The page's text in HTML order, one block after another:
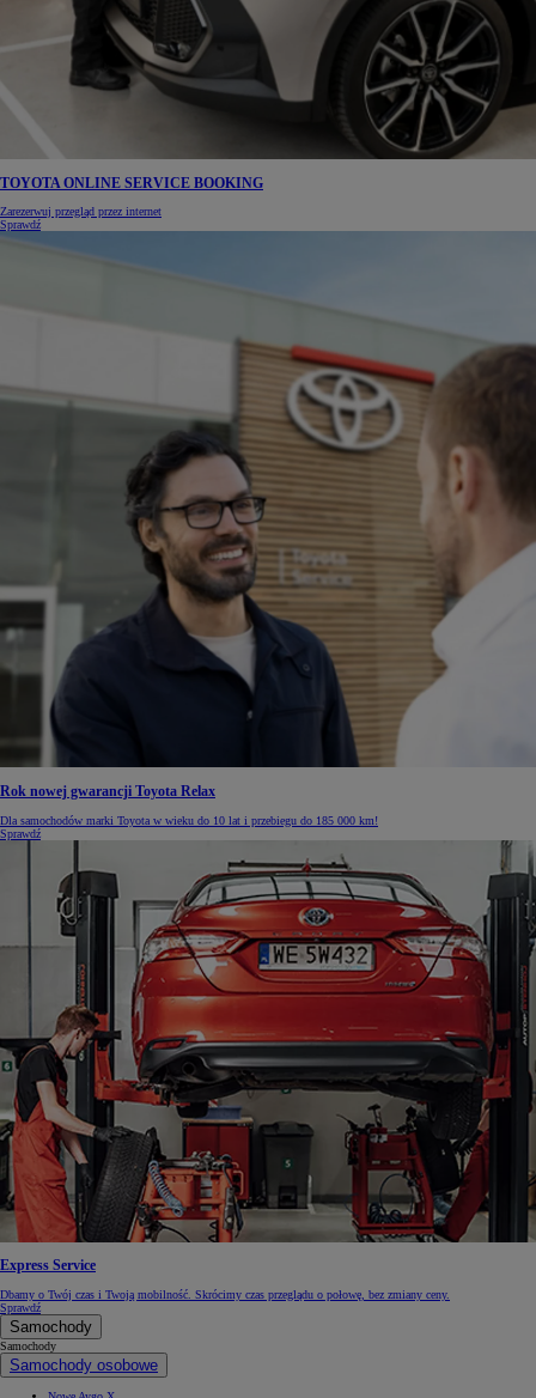
TOYOTA ONLINE SERVICE BOOKING
Zarezerwuj przegląd przez internet
Sprawdź
Rok nowej gwarancji Toyota Relax
Dla samochodów marki Toyota w wieku do 10 lat i przebiegu do 185 000 km!
Sprawdź
Express Service
Dbamy o Twój czas i Twoją mobilność. Skrócimy czas przeglądu o połowę, bez zmiany ceny.
Sprawdź
Samochody
Samochody
Samochody osobowe